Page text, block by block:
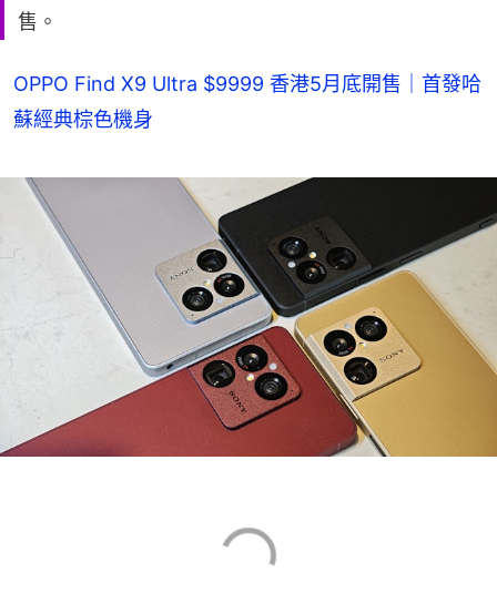
售。
OPPO Find X9 Ultra $9999 香港5月底開售｜首發哈
蘇經典棕色機身